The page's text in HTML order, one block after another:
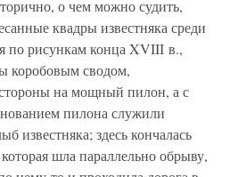
о чем можно судить,
квадры известняка среди
по рисункам конца XVIII в.,
коробовым сводом,
на мощный пилон, а с
пилона служили
известняка; здесь кончалась
шла параллельно обрыву,